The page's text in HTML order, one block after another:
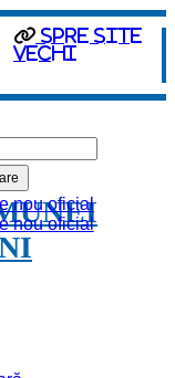
spre site
vechi